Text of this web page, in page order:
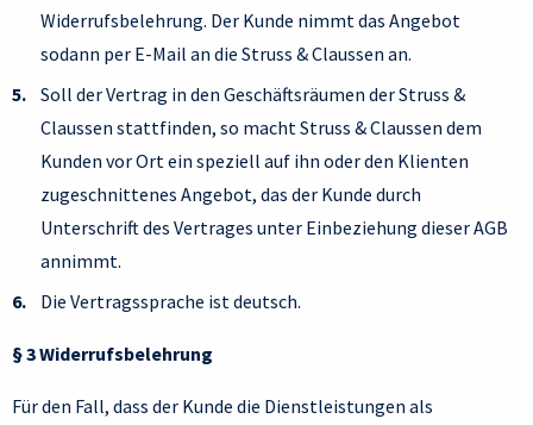
Widerrufsbelehrung. Der Kunde nimmt das Angebot
sodann per E-Mail an die Struss & Claussen an.
Soll der Vertrag in den Geschäftsräumen der Struss &
Claussen stattfinden, so macht Struss & Claussen dem
Kunden vor Ort ein speziell auf ihn oder den Klienten
zugeschnittenes Angebot, das der Kunde durch
Unterschrift des Vertrages unter Einbeziehung dieser AGB
annimmt.
Die Vertragssprache ist deutsch.
§ 3 Widerrufsbelehrung
Für den Fall, dass der Kunde die Dienstleistungen als